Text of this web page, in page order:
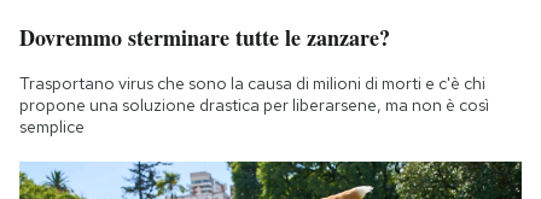
Dovremmo sterminare tutte le zanzare?
Trasportano virus che sono la causa di milioni di morti e c'è chi
propone una soluzione drastica per liberarsene, ma non è così
semplice